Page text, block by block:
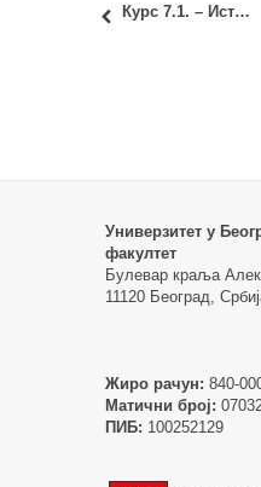
Курс 7.1. – Историја архитектуре и насељавања 1
Универзитет у
факултет
Булевар краља
11120 Београд,
Жиро рачун: 840-
Матични број:
ПИБ: 100252129